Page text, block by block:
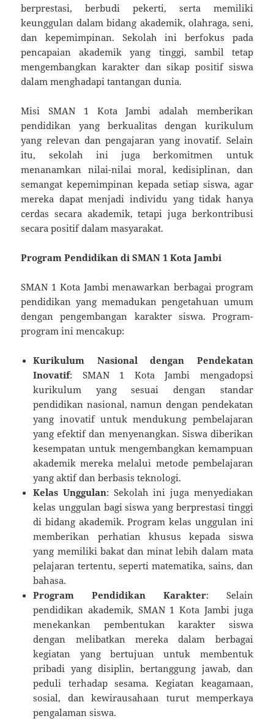
berprestasi, berbudi pekerti, serta memiliki
keunggulan dalam bidang akademik, olahraga, seni,
dan kepemimpinan. Sekolah ini berfokus pada
pencapaian akademik yang tinggi, sambil tetap
mengembangkan karakter dan sikap positif siswa
dalam menghadapi tantangan dunia.
Misi SMAN 1 Kota Jambi adalah memberikan
pendidikan yang berkualitas dengan kurikulum
yang relevan dan pengajaran yang inovatif. Selain
itu, sekolah ini juga berkomitmen untuk
menanamkan nilai-nilai moral, kedisiplinan, dan
semangat kepemimpinan kepada setiap siswa, agar
mereka dapat menjadi individu yang tidak hanya
cerdas secara akademik, tetapi juga berkontribusi
secara positif dalam masyarakat.
Program Pendidikan di SMAN 1 Kota Jambi
SMAN 1 Kota Jambi menawarkan berbagai program
pendidikan yang memadukan pengetahuan umum
dengan pengembangan karakter siswa. Program-
program ini mencakup:
Kurikulum Nasional dengan Pendekatan
Inovatif: SMAN 1 Kota Jambi mengadopsi
kurikulum yang sesuai dengan standar
pendidikan nasional, namun dengan pendekatan
yang inovatif untuk mendukung pembelajaran
yang efektif dan menyenangkan. Siswa diberikan
kesempatan untuk mengembangkan kemampuan
akademik mereka melalui metode pembelajaran
yang aktif dan berbasis teknologi.
Kelas Unggulan: Sekolah ini juga menyediakan
kelas unggulan bagi siswa yang berprestasi tinggi
di bidang akademik. Program kelas unggulan ini
memberikan perhatian khusus kepada siswa
yang memiliki bakat dan minat lebih dalam mata
pelajaran tertentu, seperti matematika, sains, dan
bahasa.
Program Pendidikan Karakter: Selain
pendidikan akademik, SMAN 1 Kota Jambi juga
menekankan pembentukan karakter siswa
dengan melibatkan mereka dalam berbagai
kegiatan yang bertujuan untuk membentuk
pribadi yang disiplin, bertanggung jawab, dan
peduli terhadap sesama. Kegiatan keagamaan,
sosial, dan kewirausahaan turut memperkaya
pengalaman siswa.